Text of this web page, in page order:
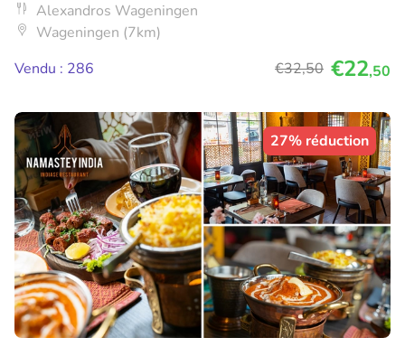
Alexandros Wageningen
Wageningen (7km)
Vendu : 286
€32,50 €22,50
27% réduction